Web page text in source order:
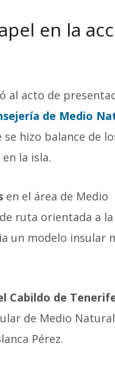
en la
al acto de
de Medio
hizo balance de
la isla.
en el área de Medio
ruta orientada a la
un modelo insular
Cabildo de
de Medio
Pérez.